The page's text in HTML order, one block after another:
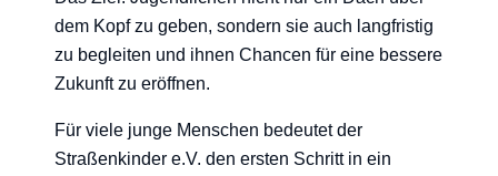
dem Kopf zu geben, sondern sie auch langfristig
zu begleiten und ihnen Chancen für eine bessere
Zukunft zu eröffnen.
Für viele junge Menschen bedeutet der
Straßenkinder e.V. den ersten Schritt in ein